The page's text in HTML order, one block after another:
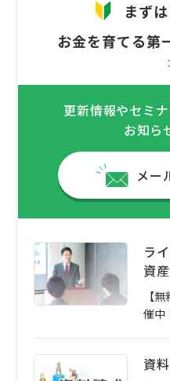
まず
お金を育てる第
更新情報やセミ
お知ら
メー
ラ
資
【
催中
資